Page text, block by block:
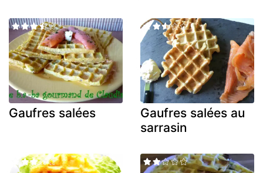
Gaufres salées
Gaufres salées au
sarrasin